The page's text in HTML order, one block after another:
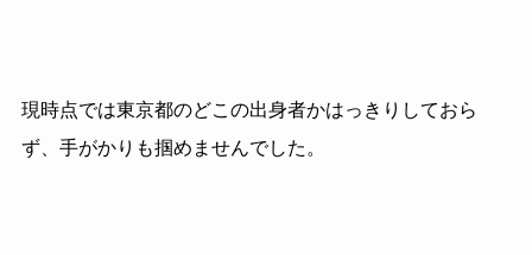
現時点では東京都のどこの出身者かはっきりしておら
ず、手がかりも掴めませんでした。